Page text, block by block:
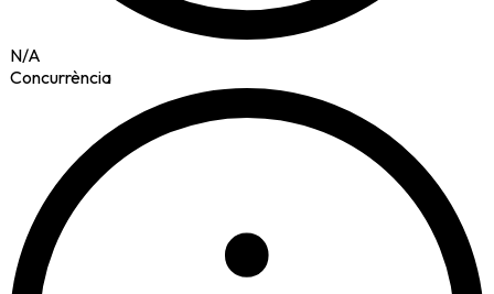
N/A
Concurrència